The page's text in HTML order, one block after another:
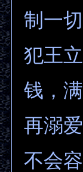
制一
犯王
钱，
再溺
不会